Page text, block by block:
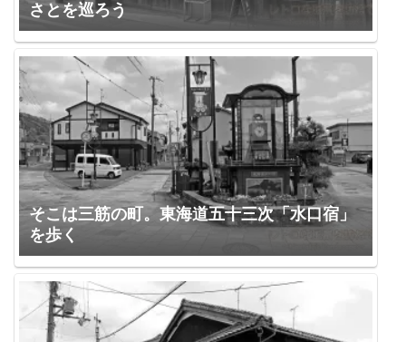
さとを巡ろう
そこは三筋の町。東海道五十三次「水口宿」
を歩く